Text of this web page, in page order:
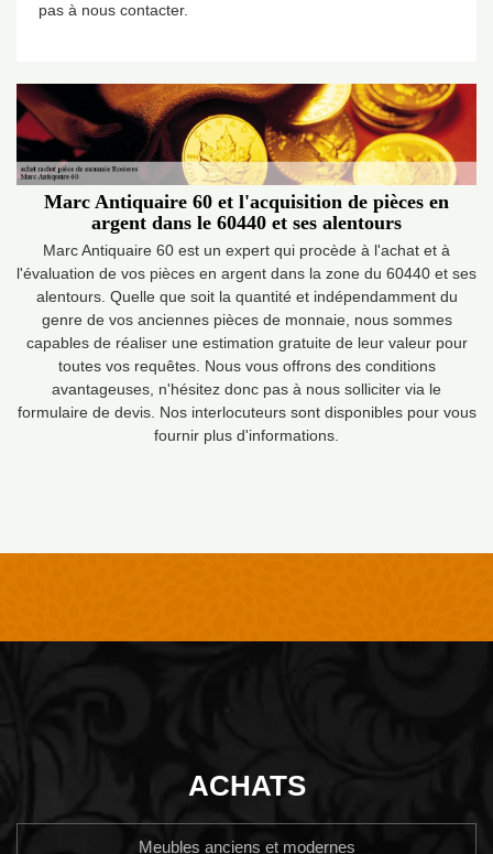
pas à nous contacter.
Marc Antiquaire 60 et l'acquisition de pièces en
argent dans le 60440 et ses alentours
Marc Antiquaire 60 est un expert qui procède à l'achat et à
l'évaluation de vos pièces en argent dans la zone du 60440 et ses
alentours. Quelle que soit la quantité et indépendamment du
genre de vos anciennes pièces de monnaie, nous sommes
capables de réaliser une estimation gratuite de leur valeur pour
toutes vos requêtes. Nous vous offrons des conditions
avantageuses, n'hésitez donc pas à nous solliciter via le
formulaire de devis. Nos interlocuteurs sont disponibles pour vous
fournir plus d'informations.
ACHATS
Meubles anciens et modernes